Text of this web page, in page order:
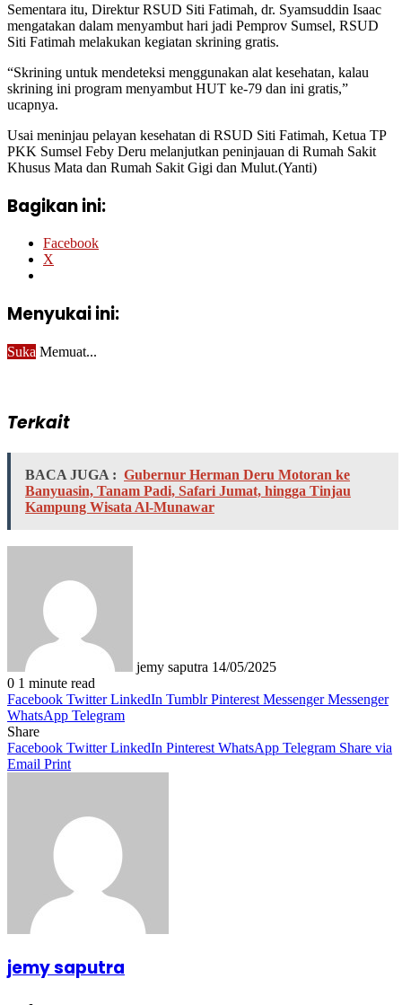
Sementara itu, Direktur RSUD Siti Fatimah, dr. Syamsuddin Isaac
mengatakan dalam menyambut hari jadi Pemprov Sumsel, RSUD
Siti Fatimah melakukan kegiatan skrining gratis.
“Skrining untuk mendeteksi menggunakan alat kesehatan, kalau
skrining ini program menyambut HUT ke-79 dan ini gratis,”
ucapnya.
Usai meninjau pelayan kesehatan di RSUD Siti Fatimah, Ketua TP
PKK Sumsel Feby Deru melanjutkan peninjauan di Rumah Sakit
Khusus Mata dan Rumah Sakit Gigi dan Mulut.(Yanti)
Bagikan ini:
Facebook
X
Menyukai ini:
Suka Memuat...
Terkait
BACA JUGA : Gubernur Herman Deru Motoran ke
Banyuasin, Tanam Padi, Safari Jumat, hingga Tinjau
Kampung Wisata Al-Munawar
jemy saputra 14/05/2025
0 1 minute read
Facebook Twitter LinkedIn Tumblr Pinterest Messenger Messenger
WhatsApp Telegram
Share
Facebook Twitter LinkedIn Pinterest WhatsApp Telegram Share via
Email Print
jemy saputra